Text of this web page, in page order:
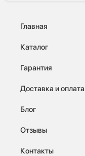
Главная
Каталог
Гарантия
Доставка и оплата
Блог
Отзывы
Контакты